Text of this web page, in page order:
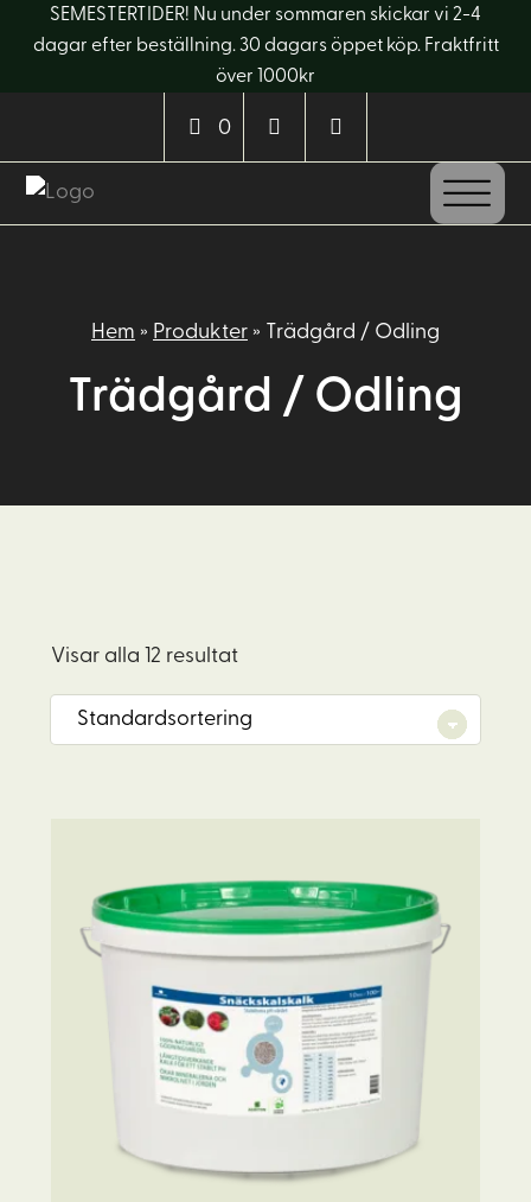
SEMESTERTIDER! Nu under sommaren skickar vi 2-4
dagar efter beställning. 30 dagars öppet köp. Fraktfritt
över 1000kr
0
Hem » Produkter» Trädgård / Odling
Trädgård / Odling
Visar alla 12 resultat